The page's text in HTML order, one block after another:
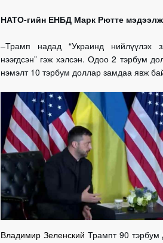
НАТО-гийн ЕНБД Марк Рютте
–Трамп надад “Украинд нийлүүлэх
нээгдсэн” гэж хэлсэн. Одоо 2 тэрбум
нэмэлт 10 тэрбум доллар замдаа явж
Владимир Зеленский Трампт 90 тэрбум